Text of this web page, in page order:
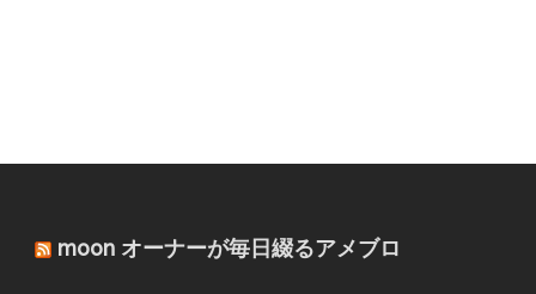
moon オーナーが毎日綴るアメブロ